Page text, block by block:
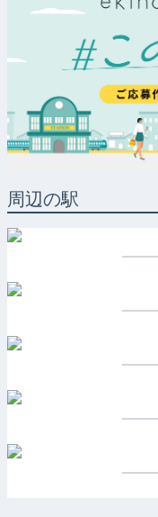
周辺の駅